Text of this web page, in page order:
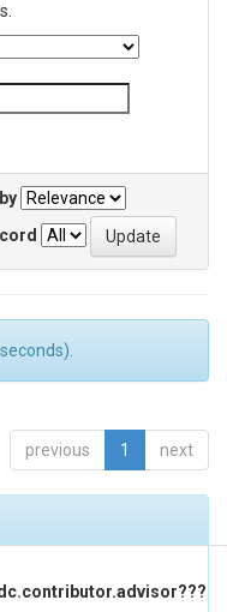
previous 1 next